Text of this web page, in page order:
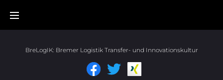
BreLogIK: Bremer Logistik Transfer- und Innovationskultur